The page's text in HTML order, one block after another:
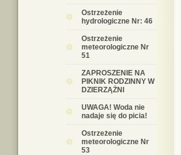
Ostrzeżenie
hydrologiczne Nr: 46
Ostrzeżenie
meteorologiczne Nr
51
ZAPROSZENIE NA
PIKNIK RODZINNY W
DZIERZĄŻNI
UWAGA! Woda nie
nadaje się do picia!
Ostrzeżenie
meteorologiczne Nr
53